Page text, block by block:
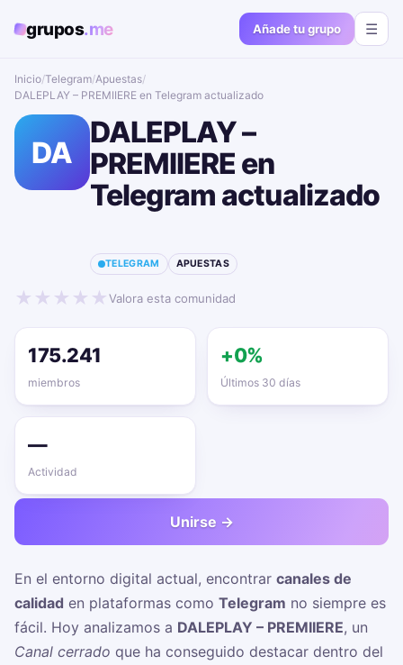
grupos.me Añade tu grupo ☰
Inicio/Telegram/Apuestas/
DALEPLAY – PREMIIERE en Telegram actualizado📱🔥
DA
DALEPLAY –
PREMIIERE en
Telegram actualizado
TELEGRAM APUESTAS
★ ★ ★ ★ ★Valora esta comunidad
175.241
miembros
+0%
Últimos 30 días
—
Actividad
Unirse →
En el entorno digital actual, encontrar canales de
calidad en plataformas como Telegram no siempre es
fácil. Hoy analizamos a DALEPLAY – PREMIIERE, un
Canal cerrado que ha conseguido destacar dentro del